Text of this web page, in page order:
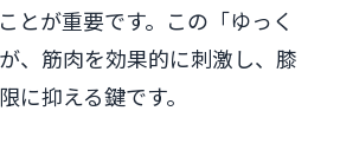
とが重要です。この「ゆっく
、筋肉を効果的に刺激し、膝
に抑える鍵です。